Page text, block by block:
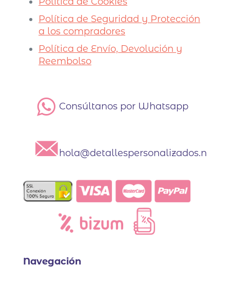
Política de Seguridad y Protección
a los compradores
Política de Envío, Devolución y
Reembolso
Consúltanos por Whatsapp
hola@detallespersonalizados.net
Navegación